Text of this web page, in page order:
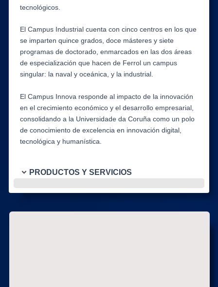
tecnológicos.
El Campus Industrial cuenta con cinco centros en los que
se imparten quince grados, doce másteres y siete
programas de doctorado, enmarcados en las dos áreas
de especialización que hacen de Ferrol un campus
singular: la naval y oceánica, y la industrial.
El Campus Innova responde al impacto de la innovación
en el crecimiento económico y el desarrollo empresarial,
consolidando a la Universidade da Coruña como un polo
de conocimiento de excelencia en innovación digital,
tecnológica y humanística.
PRODUCTOS Y SERVICIOS